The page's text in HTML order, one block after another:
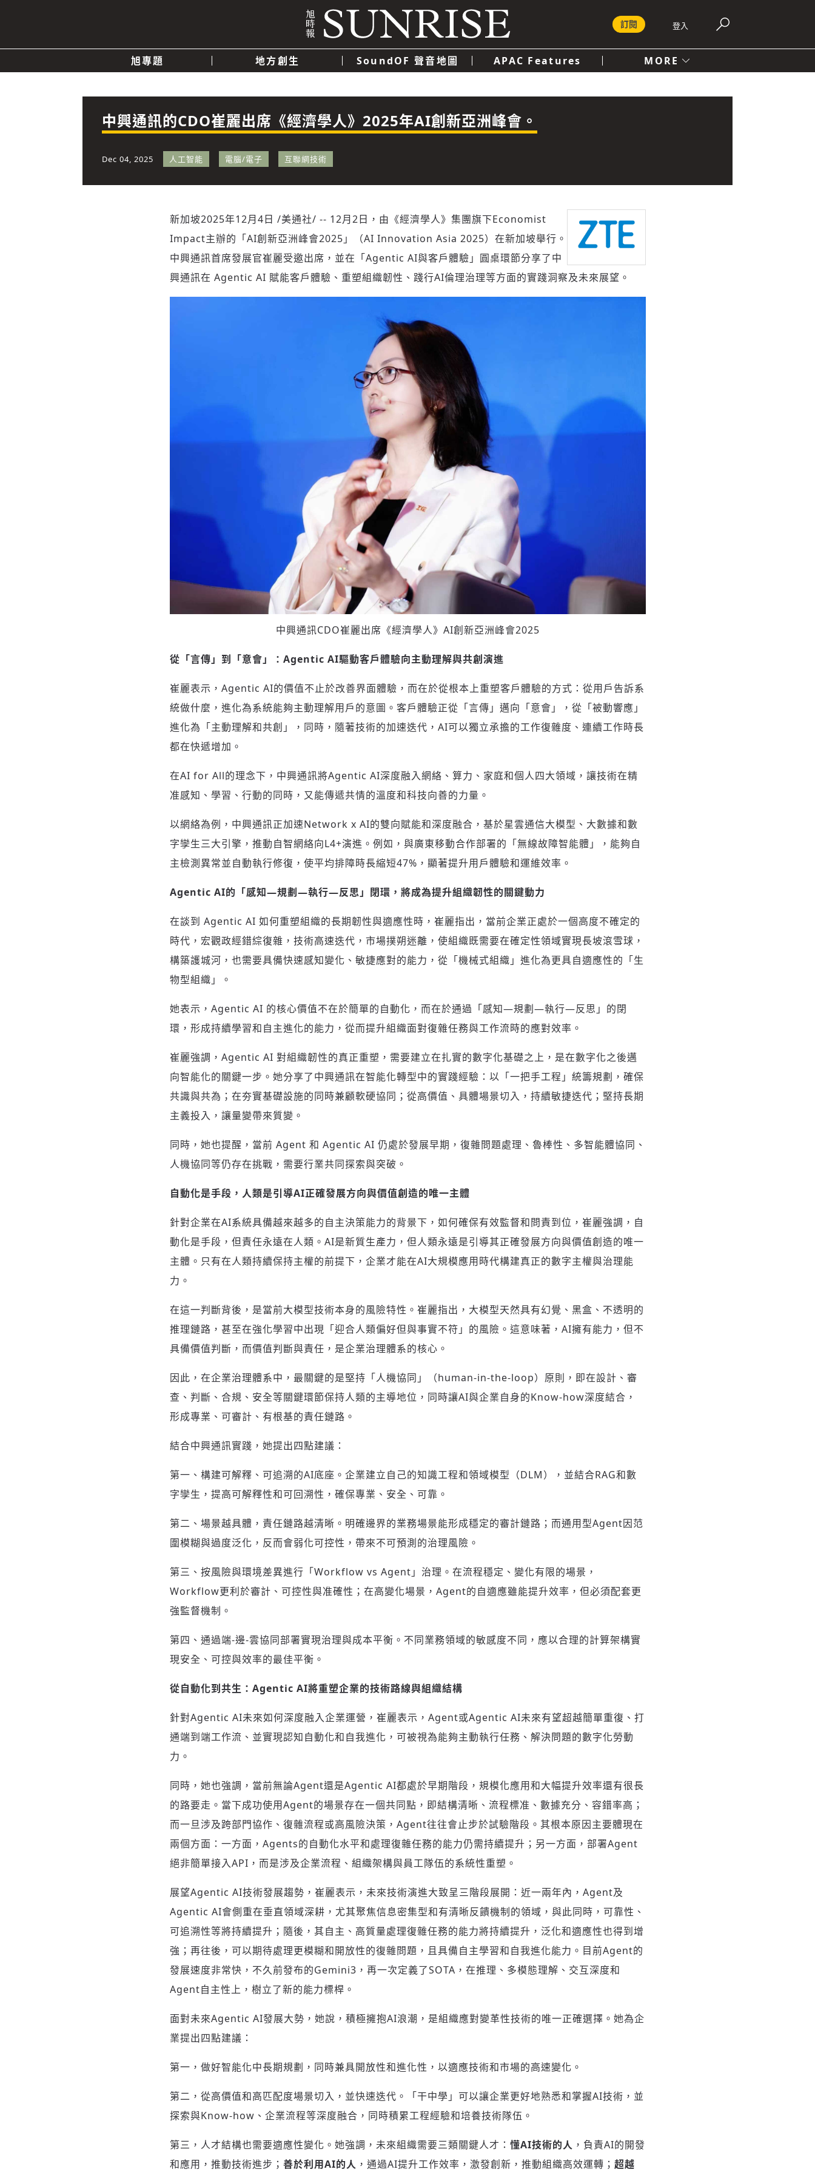
登入
訂閱
旭專題 地方創生 SoundOF 聲音地圖 APAC Features MORE
快速連結
政治 經濟 科技
登入或註冊
歡迎您加入《旭時報》
掌握國際政經脈動
輸入 Email 驗證碼
請輸入發送到 的驗證碼
(十分鐘內有效)
中興通訊的CDO崔麗出席《經濟學人》2025年AI創新亞洲峰會。
Dec 04, 2025 人工智能 電腦/電子 互聯網技術
新加坡2025年12月4日 /美通社/ -- 12月2日，由《經濟學人》集團旗下Economist
Impact主辦的「AI創新亞洲峰會2025」（AI Innovation Asia 2025）在新加坡舉行。
中興通訊首席發展官崔麗受邀出席，並在「Agentic AI與客戶體驗」圓桌環節分享了中
興通訊在 Agentic AI 賦能客戶體驗、重塑組織韌性、踐行AI倫理治理等方面的實踐洞察及未來展望。
中興通訊CDO崔麗出席《經濟學人》AI創新亞洲峰會2025
從 「言傳」到「意會」：Agentic AI驅動客戶體驗向主動理解與共創演進
崔麗表示，Agentic AI的價值不止於改善界面體驗，而在於從根本上重塑客戶體驗的方式：從用戶告訴系
統做什麼，進化為系統能夠主動理解用戶的意圖。客戶體驗正從「言傳」邁向「意會」，從「被動響應」
進化為「主動理解和共創」，同時，隨著技術的加速迭代，AI可以獨立承擔的工作復雜度、連續工作時長
都在快遞增加。
在AI for All的理念下，中興通訊將Agentic AI深度融入網絡、算力、家庭和個人四大領域，讓技術在精
准感知、學習、行動的同時，又能傳遞共情的溫度和科技向善的力量。
以網絡為例，中興通訊正加速Network x AI的雙向賦能和深度融合，基於星雲通信大模型、大數據和數
字孿生三大引擎，推動自智網絡向L4+演進。例如，與廣東移動合作部署的「無線故障智能體」，能夠自
主檢測異常並自動執行修復，使平均排障時長縮短47%，顯著提升用戶體驗和運維效率。
Agentic AI的「感知—規劃—執行—反思」閉環，將成為提升組織韌性的關鍵動力
在談到 Agentic AI 如何重塑組織的長期韌性與適應性時，崔麗指出，當前企業正處於一個高度不確定的
時代，宏觀政經錯綜復雜，技術高速迭代，市場撲朔迷離，使組織既需要在確定性領域實現長坡滾雪球，
構築護城河，也需要具備快速感知變化、敏捷應對的能力，從「機械式組織」進化為更具自適應性的「生
物型組織」。
她表示，Agentic AI 的核心價值不在於簡單的自動化，而在於通過「感知—規劃—執行—反思」的閉
環，形成持續學習和自主進化的能力，從而提升組織面對復雜任務與工作流時的應對效率。
崔麗強調，Agentic AI 對組織韌性的真正重塑，需要建立在扎實的數字化基礎之上，是在數字化之後邁
向智能化的關鍵一步。她分享了中興通訊在智能化轉型中的實踐經驗：以「一把手工程」統籌規劃，確保
共識與共為；在夯實基礎設施的同時兼顧軟硬協同；從高價值、具體場景切入，持續敏捷迭代；堅持長期
主義投入，讓量變帶來質變。
同時，她也提醒，當前 Agent 和 Agentic AI 仍處於發展早期，復雜問題處理、魯棒性、多智能體協同、
人機協同等仍存在挑戰，需要行業共同探索與突破。
自動化是手段，人類是引導AI正確發展方向與價值創造的唯一主體
針對企業在AI系統具備越來越多的自主決策能力的背景下，如何確保有效監督和問責到位，崔麗強調，自
動化是手段，但責任永遠在人類。AI是新質生產力，但人類永遠是引導其正確發展方向與價值創造的唯一
主體。只有在人類持續保持主權的前提下，企業才能在AI大規模應用時代構建真正的數字主權與治理能
力。
在這一判斷背後，是當前大模型技術本身的風險特性。崔麗指出，大模型天然具有幻覺、黑盒、不透明的
推理鏈路，甚至在強化學習中出現「迎合人類偏好但與事實不符」的風險。這意味著，AI擁有能力，但不
具備價值判斷，而價值判斷與責任，是企業治理體系的核心。
因此，在企業治理體系中，最關鍵的是堅持「人機協同」（human-in-the-loop）原則，即在設計、審
查、判斷、合規、安全等關鍵環節保持人類的主導地位，同時讓AI與企業自身的Know-how深度結合，
形成專業、可審計、有根基的責任鏈路。
結合中興通訊實踐，她提出四點建議：
第一、構建可解釋、可追溯的AI底座。企業建立自己的知識工程和領域模型（DLM），並結合RAG和數
字孿生，提高可解釋性和可回溯性，確保專業、安全、可靠。
第二、場景越具體，責任鏈路越清晰。明確邊界的業務場景能形成穩定的審計鏈路；而通用型Agent因范
圍模糊與過度泛化，反而會弱化可控性，帶來不可預測的治理風險。
第三、按風險與環境差異進行「Workflow vs Agent」治理。在流程穩定、變化有限的場景，
Workflow更利於審計、可控性與准確性；在高變化場景，Agent的自適應雖能提升效率，但必須配套更
強監督機制。
第四、通過端-邊-雲協同部署實現治理與成本平衡。不同業務領域的敏感度不同，應以合理的計算架構實
現安全、可控與效率的最佳平衡。
從自動化到共生： Agentic AI將重塑企業的技術路線與組織結構
針對Agentic AI未來如何深度融入企業運營，崔麗表示，Agent或Agentic AI未來有望超越簡單重復、打
通端到端工作流、並實現認知自動化和自我進化，可被視為能夠主動執行任務、解決問題的數字化勞動
力。
同時，她也強調，當前無論Agent還是Agentic AI都處於早期階段，規模化應用和大幅提升效率還有很長
的路要走。當下成功使用Agent的場景存在一個共同點，即結構清晰、流程標准、數據充分、容錯率高；
而一旦涉及跨部門協作、復雜流程或高風險決策，Agent往往會止步於試驗階段。其根本原因主要體現在
兩個方面：一方面，Agents的自動化水平和處理復雜任務的能力仍需持續提升；另一方面，部署Agent
絕非簡單接入API，而是涉及企業流程、組織架構與員工隊伍的系統性重塑。
展望Agentic AI技術發展趨勢，崔麗表示，未來技術演進大致呈三階段展開：近一兩年內，Agent及
Agentic AI會側重在垂直領域深耕，尤其聚焦信息密集型和有清晰反饋機制的領域，與此同時，可靠性、
可追溯性等將持續提升；隨後，其自主、高質量處理復雜任務的能力將持續提升，泛化和適應性也得到增
強；再往後，可以期待處理更模糊和開放性的復雜問題，且具備自主學習和自我進化能力。目前Agent的
發展速度非常快，不久前發布的Gemini3，再一次定義了SOTA，在推理、多模態理解、交互深度和
Agent自主性上，樹立了新的能力標桿。
面對未來Agentic AI發展大勢，她說，積極擁抱AI浪潮，是組織應對變革性技術的唯一正確選擇。她為企
業提出四點建議：
第一，做好智能化中長期規劃，同時兼具開放性和進化性，以適應技術和市場的高速變化。
第二，從高價值和高匹配度場景切入，並快速迭代。「干中學」可以讓企業更好地熟悉和掌握AI技術，並
探索與Know-how、企業流程等深度融合，同時積累工程經驗和培養技術隊伍。
第三，人才結構也需要適應性變化。她強調，未來組織需要三類關鍵人才： 懂AI技術的人 ，負責AI的開發
和應用，推動技術進步； 善於利用AI的人 ，通過AI提升工作效率，激發創新，推動組織高效運轉； 超越